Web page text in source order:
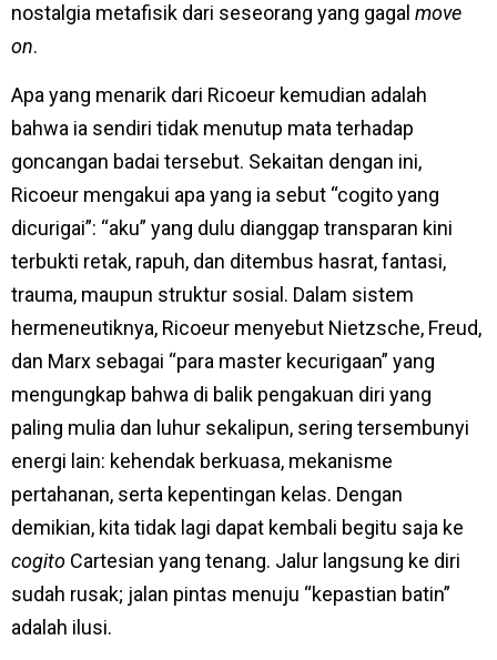
nostalgia metafisik dari seseorang yang gagal move
on.
Apa yang menarik dari Ricoeur kemudian adalah
bahwa ia sendiri tidak menutup mata terhadap
goncangan badai tersebut. Sekaitan dengan ini,
Ricoeur mengakui apa yang ia sebut “cogito yang
dicurigai”: “aku” yang dulu dianggap transparan kini
terbukti retak, rapuh, dan ditembus hasrat, fantasi,
trauma, maupun struktur sosial. Dalam sistem
hermeneutiknya, Ricoeur menyebut Nietzsche, Freud,
dan Marx sebagai “para master kecurigaan” yang
mengungkap bahwa di balik pengakuan diri yang
paling mulia dan luhur sekalipun, sering tersembunyi
energi lain: kehendak berkuasa, mekanisme
pertahanan, serta kepentingan kelas. Dengan
demikian, kita tidak lagi dapat kembali begitu saja ke
cogito Cartesian yang tenang. Jalur langsung ke diri
sudah rusak; jalan pintas menuju “kepastian batin”
adalah ilusi.